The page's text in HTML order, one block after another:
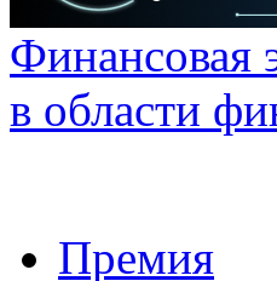
Финансовая
в области
Премия